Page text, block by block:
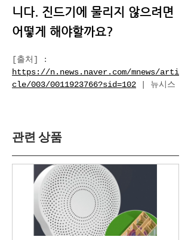
니다. 진드기에 물리지 않으려면
어떻게 해야할까요?
[출처]
:
https://n.news.naver.com/mnews/arti
cle/003/0011923766?sid=102 | 뉴시스
관련 상품